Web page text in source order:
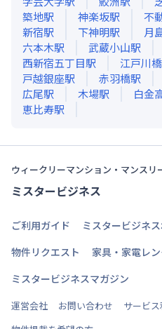
築地駅 神楽坂駅 不
新宿駅 下神明駅 月
六本木駅 武蔵小山駅
西新宿五丁目駅 江戸川橋
戸越銀座駅 赤羽橋駅
広尾駅 木場駅 白金
恵比寿駅
ウィークリーマンション・マンスリ
ミスタービジネス
ご利用ガイド
ミスタービジネ
物件リクエスト
家具・家電レ
ミスタービジネスマガジン
運営会社 お問い合わせ サービ